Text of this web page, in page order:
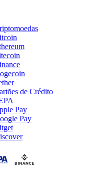
de Crédito
Pay
Pay